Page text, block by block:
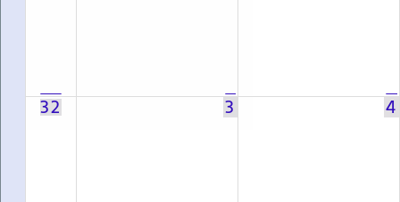
32 3 4